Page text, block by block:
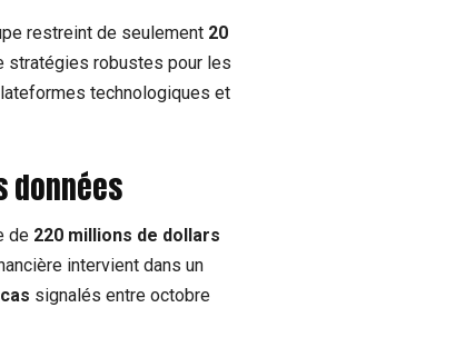
restreint de seulement 20
stratégies robustes pour les
technologiques et
données
de 220 millions de dollars
intervient dans un
signalés entre octobre